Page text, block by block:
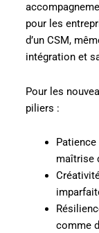
pour les
d’un CSM,
intégration et
Pour les
piliers :
maîtrise
comme